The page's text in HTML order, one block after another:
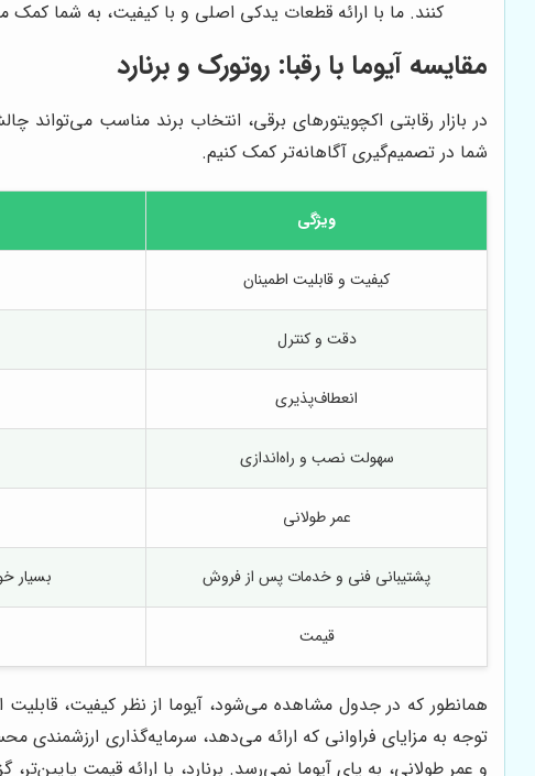
کنند. ما با ارائه قطعات یدکی اصلی و با کیفیت، به شما کمک
مقایسه آیوما با رقبا: روتورک و برنارد
شما در تصمیم‌گیری آگاهانه‌تر کمک کنیم.
ویژگی
کیفیت و قابلیت اطمینان
دقت و کنترل
انعطاف‌پذیری
سهولت نصب و راه‌اندازی
عمر طولانی
پشتیبانی فنی و خدمات پس از فروش بسیار
قیمت
همانطور که در جدول مشاهده می‌شود، آیوما از نظر کیفیت، قابلیت
توجه به مزایای فراوانی که ارائه می‌دهد، سرمایه‌گذاری ارزشمندی
و عمر طولانی، به پای آیوما نمی‌رسد. برنارد، با ارائه قیمت